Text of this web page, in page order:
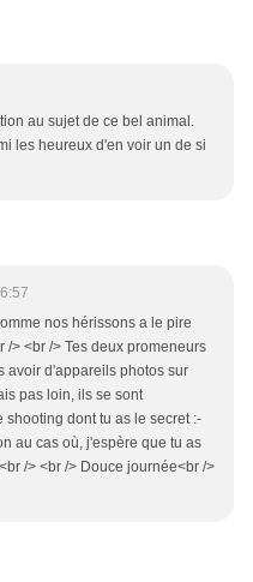
au sujet de ce bel animal.
les heureux d'en voir un de si
nos hérissons a le pire
/> <br /> Tes deux promeneurs
avoir d'appareils photos sur
pas loin, ils se sont
dont tu as le secret :-
au cas où, j'espère que tu as
/> <br /> Douce journée<br />